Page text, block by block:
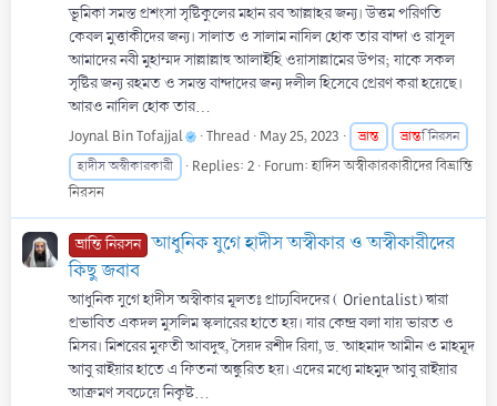
ভূমিকা সমস্ত প্রশংসা সৃষ্টিকুলের মহান রব আল্লাহর জন্য। উত্তম পরিণতি
কেবল মুত্তাকীদের জন্য। সালাত ও সালাম নাযিল হোক তার বান্দা ও রাসূল
আমাদের নবী মুহাম্মদ সাল্লাল্লাহু আলাইহি ওয়াসাল্লামের উপর; যাকে সকল
সৃষ্টির জন্য রহমত ও সমস্ত বান্দাদের জন্য দলীল হিসেবে প্রেরণ করা হয়েছে।
আরও নাযিল হোক তার...
Joynal Bin Tofajjal Thread May 25, 2023 ভ্রান্ত ভ্রান্তি নিরসন
হাদীস অস্বীকারকারী
Replies: 2 Forum:হাদিস অস্বীকারকারীদের বিভ্রান্তি
নিরসন
ভ্রান্তি নিরসন আধুনিক যুগে হাদীস অস্বীকার ও অস্বীকারীদের
কিছু জবাব
আধুনিক যুগে হাদীস অস্বীকার মূলতঃ প্রাচ্যবিদদের ( Orientalist) দ্বারা
প্রভাবিত একদল মুসলিম স্কলারের হাতে হয়। যার কেন্দ্র বলা যায় ভারত ও
মিসর। মিশরের মুফতী আবদুহু, সৈয়দ রশীদ রিযা, ড. আহমাদ আমীন ও মাহমূদ
আবু রাইয়ার হাতে এ ফিতনা অঙ্কুরিত হয়। এদের মধ্যে মাহমুদ আবু রাইয়ার
আক্রমণ সবচেয়ে নিকৃষ্ট...